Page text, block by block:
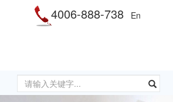
4006-888-738 En